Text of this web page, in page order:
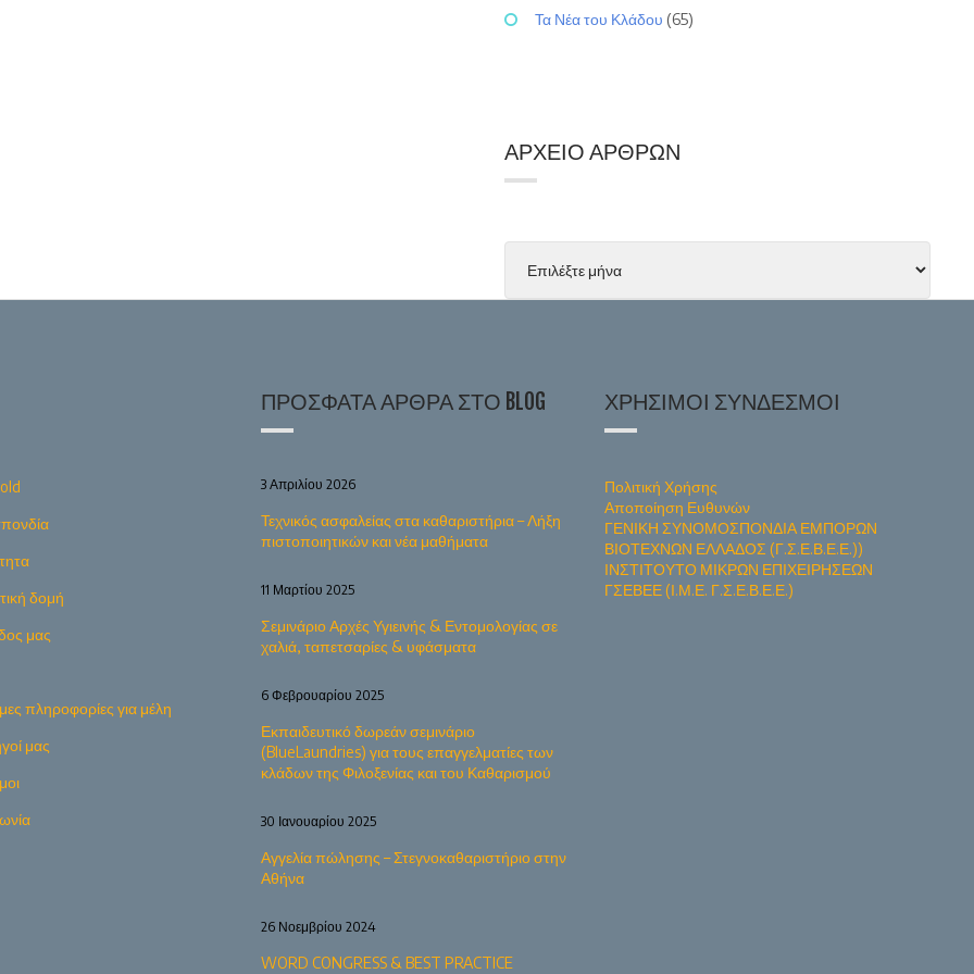
Τα Νέα του Κλάδου (65)
ΑΡΧΕΊΟ ΆΡΘΡΩΝ
δομή
μας
πληροφορίες για μέλη
μας
ΠΡΌΣΦΑΤΑ ΆΡΘΡΑ ΣΤΟ BLOG
Τεχνικός ασφαλείας στα καθαριστήρια – Λήξη
πιστοποιητικών και νέα μαθήματα
3 Απριλίου 2026
Σεμινάριο Αρχές Υγιεινής & Εντομολογίας σε
χαλιά, ταπετσαρίες & υφάσματα
11 Μαρτίου 2025
Εκπαιδευτικό δωρεάν σεμινάριο
(BlueLaundries) για τους επαγγελματίες των
κλάδων της Φιλοξενίας και του Καθαρισμού
6 Φεβρουαρίου 2025
Αγγελία πώλησης – Στεγνοκαθαριστήριο στην
Αθήνα
30 Ιανουαρίου 2025
WORD CONGRESS & BEST PRACTICE
26 Νοεμβρίου 2024
ΧΡΉΣΙΜΟΙ ΣΎΝΔΕΣΜΟΙ
Πολιτική Χρήσης
Αποποίηση Ευθυνών
ΓΕΝΙΚΗ ΣΥΝΟΜΟΣΠΟΝΔΙΑ ΕΜΠΟΡΩΝ
ΒΙΟΤΕΧΝΩΝ ΕΛΛΑΔΟΣ (Γ.Σ.Ε.Β.Ε.Ε.))
ΙΝΣΤΙΤΟΥΤΟ ΜΙΚΡΩΝ ΕΠΙΧΕΙΡΗΣΕΩΝ
ΓΣΕΒΕΕ (Ι.Μ.Ε. Γ.Σ.Ε.Β.Ε.Ε.)